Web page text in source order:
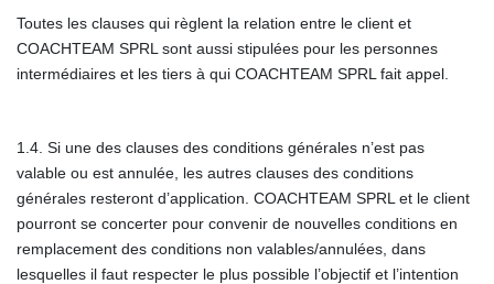
Toutes les clauses qui règlent la relation entre le client et
COACHTEAM SPRL sont aussi stipulées pour les personnes
intermédiaires et les tiers à qui COACHTEAM SPRL fait appel.
1.4. Si une des clauses des conditions générales n’est pas
valable ou est annulée, les autres clauses des conditions
générales resteront d’application. COACHTEAM SPRL et le client
pourront se concerter pour convenir de nouvelles conditions en
remplacement des conditions non valables/annulées, dans
lesquelles il faut respecter le plus possible l’objectif et l’intention